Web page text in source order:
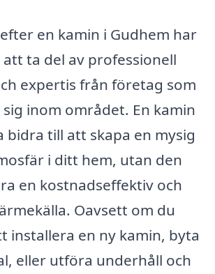
en kamin i Gudhem har
ta del av professionell
expertis från företag som
inom området. En kamin
bidra till att skapa en mysig
i ditt hem, utan den
en kostnadseffektiv och
Oavsett om du
installera en ny kamin, byta
eller utföra underhåll och